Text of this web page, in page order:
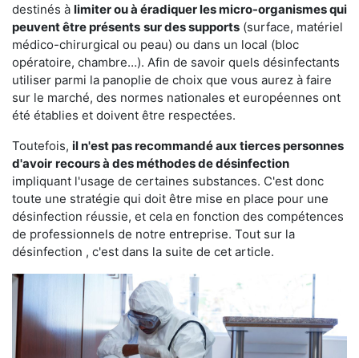
destinés à limiter ou à éradiquer les micro-organismes qui
peuvent être présents sur des supports (surface, matériel
médico-chirurgical ou peau) ou dans un local (bloc
opératoire, chambre…). Afin de savoir quels désinfectants
utiliser parmi la panoplie de choix que vous aurez à faire
sur le marché, des normes nationales et européennes ont
été établies et doivent être respectées.
Toutefois, il n'est pas recommandé aux tierces personnes
d'avoir recours à des méthodes de désinfection
impliquant l'usage de certaines substances. C'est donc
toute une stratégie qui doit être mise en place pour une
désinfection réussie, et cela en fonction des compétences
de professionnels de notre entreprise. Tout sur la
désinfection , c'est dans la suite de cet article.